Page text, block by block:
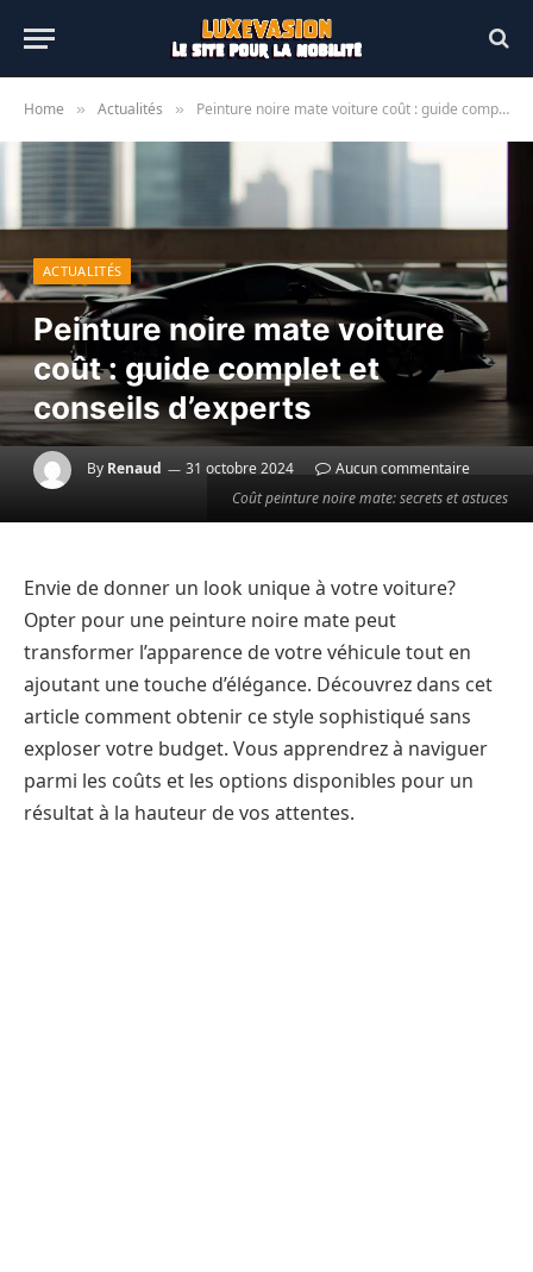
Home » Actualités » Peinture noire mate voiture coût : guide complet et conseils d’experts
Coût peinture noire mate: secrets et astuces
ACTUALITÉS
Peinture noire mate voiture
coût : guide complet et
conseils d’experts
By Renaud 31 octobre 2024 Aucun commentaire
Envie de donner un look unique à votre voiture?
Opter pour une peinture noire mate peut
transformer l’apparence de votre véhicule tout en
ajoutant une touche d’élégance. Découvrez dans cet
article comment obtenir ce style sophistiqué sans
exploser votre budget. Vous apprendrez à naviguer
parmi les coûts et les options disponibles pour un
résultat à la hauteur de vos attentes.